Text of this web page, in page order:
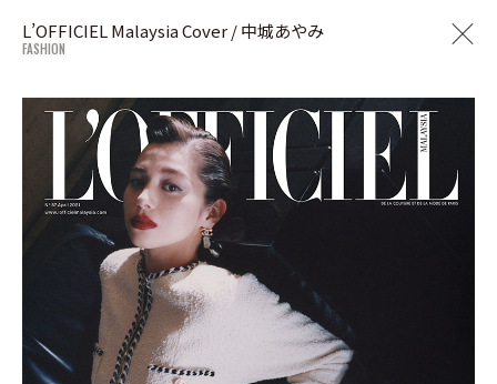
L’OFFICIEL Malaysia Cover / 中城あやみ
FASHION